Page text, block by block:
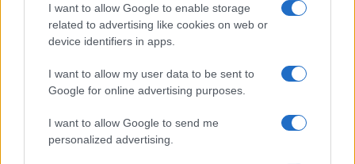
I want to allow Google to enable storage
related to advertising like cookies on web or
device identifiers in apps.
I want to allow my user data to be sent to
Google for online advertising purposes.
I want to allow Google to send me
personalized advertising.
Euro Gsm
222.000 Ft (új)
Samsung Galaxy S26 Ultra